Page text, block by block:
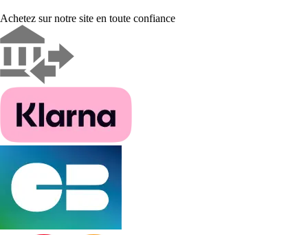
Achetez sur notre site en toute confiance